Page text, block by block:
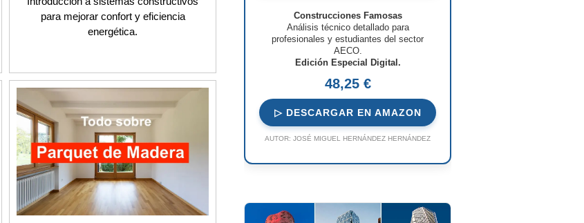
para mejorar confort y eficiencia
energética.
Construcciones Famosas
Análisis técnico detallado para
profesionales y estudiantes del sector
AECO.
Edición Especial Digital.
48,25 €
▷ DESCARGAR EN AMAZON
AUTOR: JOSÉ MIGUEL HERNÁNDEZ HERNÁNDEZ